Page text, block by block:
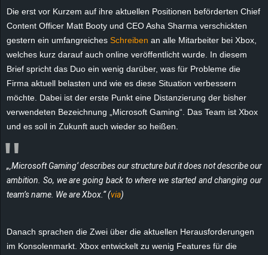
Die erst vor Kurzem auf ihre aktuellen Positionen beförderten Chief
Content Officer Matt Booty und CEO Asha Sharma verschickten
gestern ein umfangreiches Schreiben an alle Mitarbeiter bei Xbox,
welches kurz darauf auch online veröffentlicht wurde. In diesem
Brief spricht das Duo ein wenig darüber, was für Probleme die
Firma aktuell belasten und wie es diese Situation verbessern
möchte. Dabei ist der erste Punkt eine Distanzierung der bisher
verwendeten Bezeichnung „Microsoft Gaming“. Das Team ist Xbox
und es soll in Zukunft auch wieder so heißen.
„‚Microsoft Gaming‘ describes our structure but it does not describe our
ambition. So, we are going back to where we started and changing our
team’s name. We are Xbox.“ (via)
Danach sprachen die Zwei über die aktuellen Herausforderungen
im Konsolenmarkt. Xbox entwickelt zu wenig Features für die